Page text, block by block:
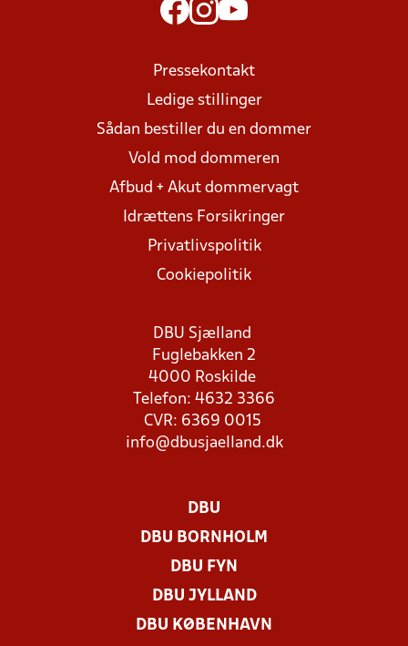
Pressekontakt
Ledige stillinger
Sådan bestiller du en dommer
Vold mod dommeren
Afbud + Akut dommervagt
Idrættens Forsikringer
Privatlivspolitik
Cookiepolitik
DBU Sjælland
Fuglebakken 2
4000 Roskilde
Telefon: 4632 3366
CVR: 6369 0015
info@dbusjaelland.dk
DBU
DBU BORNHOLM
DBU FYN
DBU JYLLAND
DBU KØBENHAVN